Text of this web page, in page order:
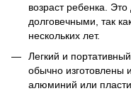
возраст ребенка.
долговечными, так
нескольких лет.
Легкий и
обычно изготовлены
алюминий или